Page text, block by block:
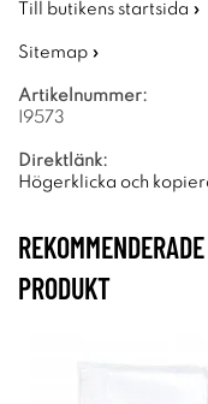
Till butikens startsida »
Sitemap »
Artikelnummer:
I9573
Direktlänk:
Högerklicka och
PRODUKT